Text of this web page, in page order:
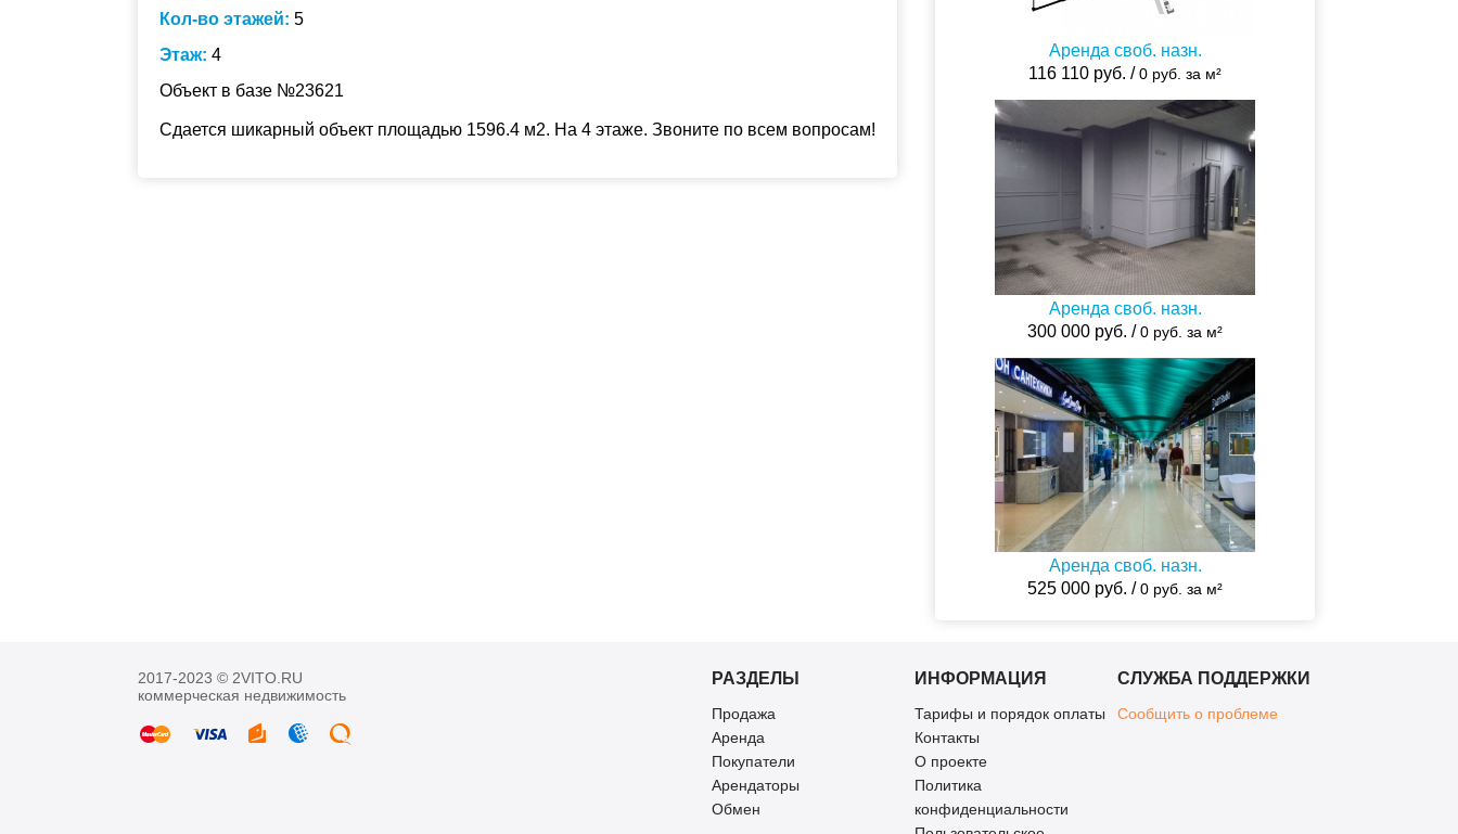
Кол-во этажей: 5
Этаж: 4
Объект в базе №23621
Сдается шикарный объект площадью 1596.4 м2. На 4 этаже. Звоните по всем вопросам!
Аренда своб. назн.
116 110 руб. /0 руб. за м²
Аренда своб. назн.
300 000 руб. /0 руб. за м²
Аренда своб. назн.
525 000 руб. /0 руб. за м²
2017-2023 © 2VITO.RU
коммерческая недвижимость
РАЗДЕЛЫ
Продажа
Аренда
Покупатели
Арендаторы
Обмен
ИНФОРМАЦИЯ
Тарифы и порядок оплаты
Контакты
О проекте
Политика
конфиденциальности
СЛУЖБА ПОДДЕРЖКИ
Сообщить о проблеме